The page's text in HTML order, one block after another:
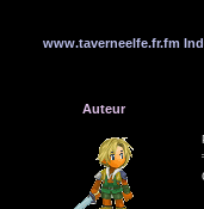
www.taverneelfe.fr.fm
Auteur